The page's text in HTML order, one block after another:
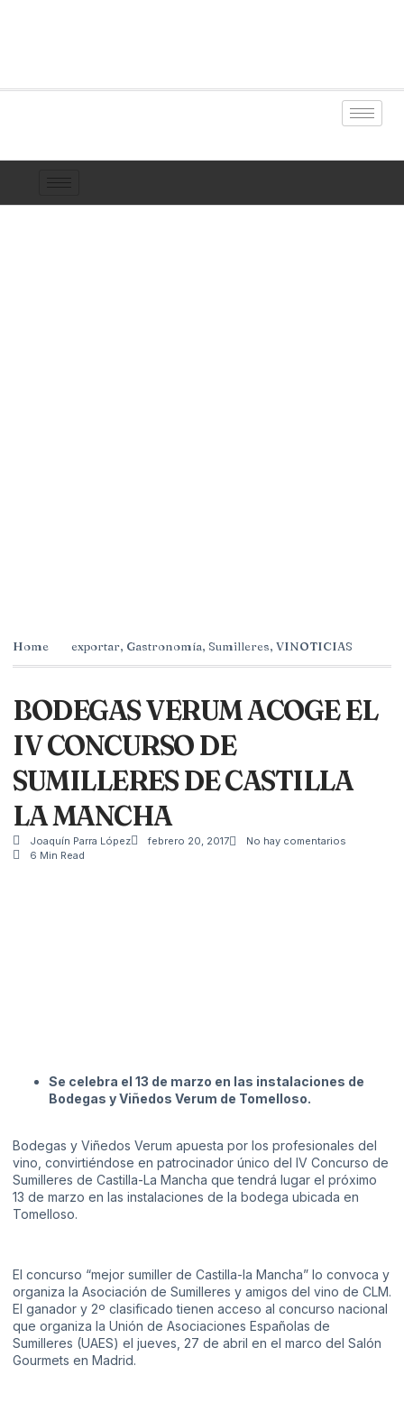
Home exportar, Gastronomía, Sumilleres, VINOTICIAS
BODEGAS VERUM ACOGE EL
IV CONCURSO DE
SUMILLERES DE CASTILLA
LA MANCHA
Joaquín Parra López febrero 20, 2017
No hay comentarios
6 Min Read
Se celebra el 13 de marzo en las instalaciones de
Bodegas y Viñedos Verum de Tomelloso.
Bodegas y Viñedos Verum apuesta por los profesionales del
vino, convirtiéndose en patrocinador único del IV Concurso de
Sumilleres de Castilla-La Mancha que tendrá lugar el próximo
13 de marzo en las instalaciones de la bodega ubicada en
Tomelloso.
El concurso “mejor sumiller de Castilla-la Mancha” lo convoca y
organiza la Asociación de Sumilleres y amigos del vino de CLM.
El ganador y 2º clasificado tienen acceso al concurso nacional
que organiza la Unión de Asociaciones Españolas de
Sumilleres (UAES) el jueves, 27 de abril en el marco del Salón
Gourmets en Madrid.